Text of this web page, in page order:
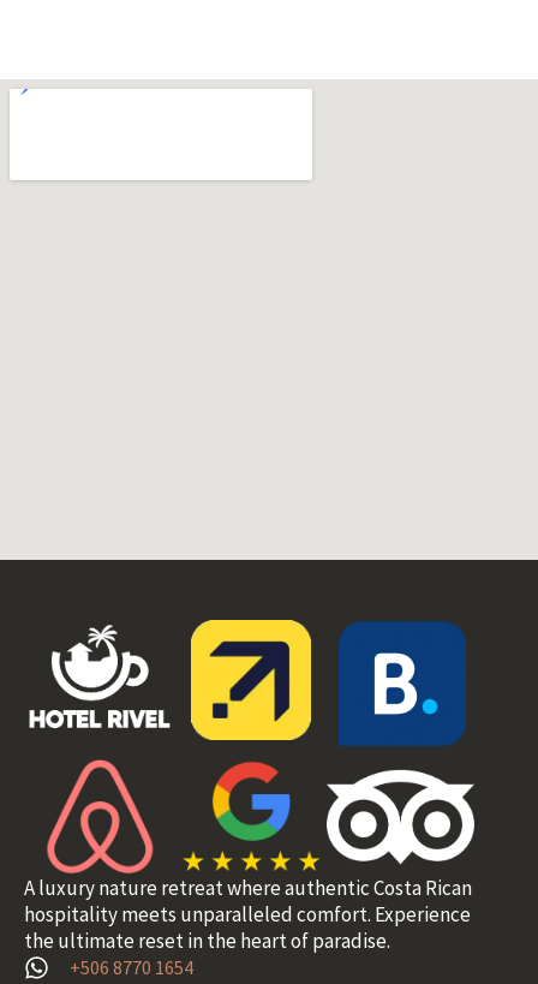
A luxury nature retreat where authentic Costa Rican
hospitality meets unparalleled comfort. Experience
the ultimate reset in the heart of paradise.
+506 8770 1654